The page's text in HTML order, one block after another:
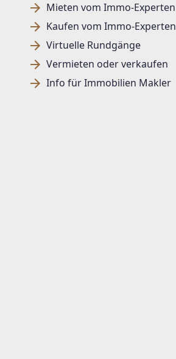
Mieten vom Immo-Experten
Kaufen vom Immo-Experten
Virtuelle Rundgänge
Vermieten oder verkaufen
Info für Immobilien Makler